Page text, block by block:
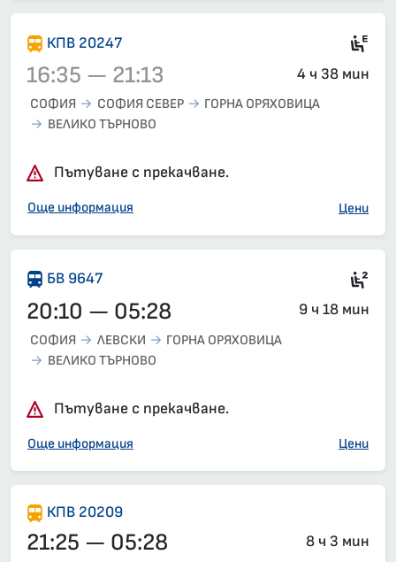
Влак 20247, 16:35 – 21:13, вече е заминал
КПВ 20247
16:35 — 21:13 4 ч 38 мин
СОФИЯ СОФИЯ СЕВЕР
ГОРНА ОРЯХОВИЦА
ВЕЛИКО ТЪРНОВО
Пътуване с прекачване.
Още информация Цени
БВ 9647
20:10 — 05:28 9 ч 18 мин
СОФИЯ ЛЕВСКИ
ГОРНА ОРЯХОВИЦА
ВЕЛИКО ТЪРНОВО
Пътуване с прекачване.
Още информация Цени
КПВ 20209
21:25 — 05:28 8 ч 3 мин